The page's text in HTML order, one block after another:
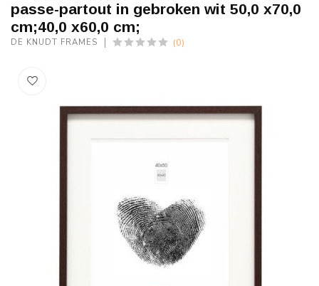
passe-partout in gebroken wit 50,0 x70,0
cm;40,0 x60,0 cm;
DE KNUDT FRAMES (0)